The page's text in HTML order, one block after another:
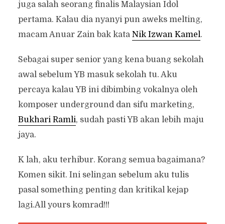
juga salah seorang finalis Malaysian Idol
pertama. Kalau dia nyanyi pun aweks melting,
macam Anuar Zain bak kata Nik Izwan Kamel.
Sebagai super senior yang kena buang sekolah
awal sebelum YB masuk sekolah tu. Aku
percaya kalau YB ini dibimbing vokalnya oleh
komposer underground dan sifu marketing,
Bukhari Ramli, sudah pasti YB akan lebih maju
jaya.
K lah, aku terhibur. Korang semua bagaimana?
Komen sikit. Ini selingan sebelum aku tulis
pasal something penting dan kritikal kejap
lagi.All yours komrad!!!